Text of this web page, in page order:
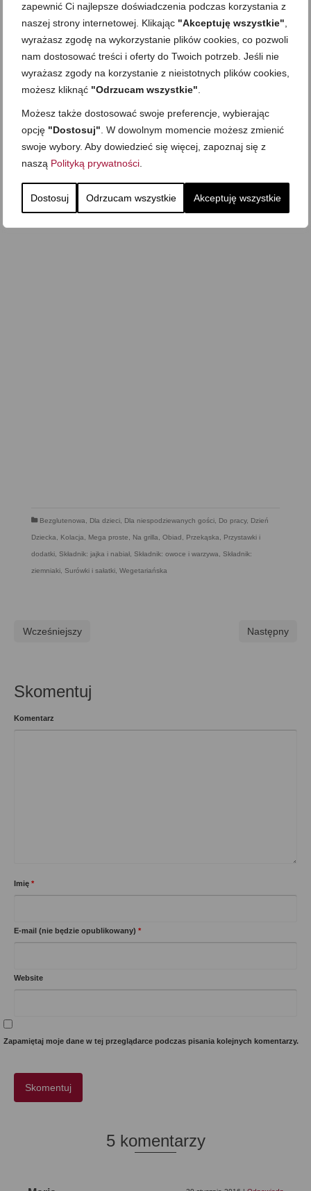
zapewnić Ci najlepsze doświadczenia podczas korzystania z
naszej strony internetowej. Klikając "Akceptuję wszystkie"
wyrażasz zgodę na wykorzystanie plików cookies, co pozwoli
nam dostosować treści i oferty do Twoich potrzeb. Jeśli nie
wyrażasz zgody na korzystanie z nieistotnych plików cookies,
możesz kliknąć "Odrzucam wszystkie"
Możesz także dostosować swoje preferencje, wybierając
opcję "Dostosuj" . W dowolnym momencie możesz zmienić
swoje wybory. Aby dowiedzieć się więcej, zapoznaj się z
naszą Polityką prywatności
Dostosuj Odrzucam wszystkie Akceptuję wszystkie
Bezglutenowa Dla dzieci Dla niespodziewanych gości Do pracy, Dzień
Dziecka Kolacja Mega proste Na grilla Obiad Przekąska Przystawki i
dodatki Składnik: jajka i nabiał Składnik: owoce i warzywa Składnik:
ziemniaki Surówki i sałatki Wegetariańska
Wcześniejszy Następny
Skomentuj
Komentarz
Imię *
E-mail (nie będzie opublikowany) *
Website
Zapamiętaj moje dane w tej przeglądarce podczas pisania kolejnych komentarzy.
5 komentarzy